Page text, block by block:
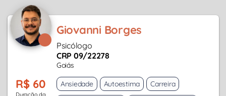
Giovanni Borges
Psicólogo
CRP 09/22278
Goiás
R$ 60
Duração da
Ansiedade Autoestima
Carreira